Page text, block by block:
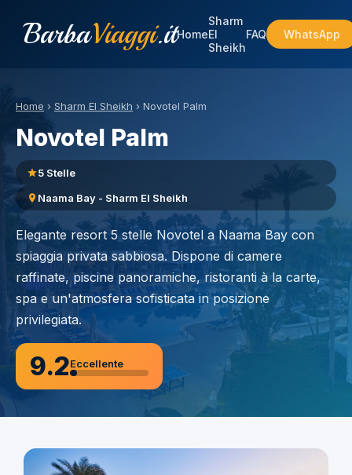
BarbaViaggi.itHome
Sharm
El
Sheikh
FAQ WhatsApp
Home › Sharm El Sheikh › Novotel Palm
Novotel Palm
5 Stelle
Naama Bay - Sharm El Sheikh
Elegante resort 5 stelle Novotel a Naama Bay con
spiaggia privata sabbiosa. Dispone di camere
raffinate, piscine panoramiche, ristoranti à la carte,
spa e un'atmosfera sofisticata in posizione
privilegiata.
9.2Eccellente